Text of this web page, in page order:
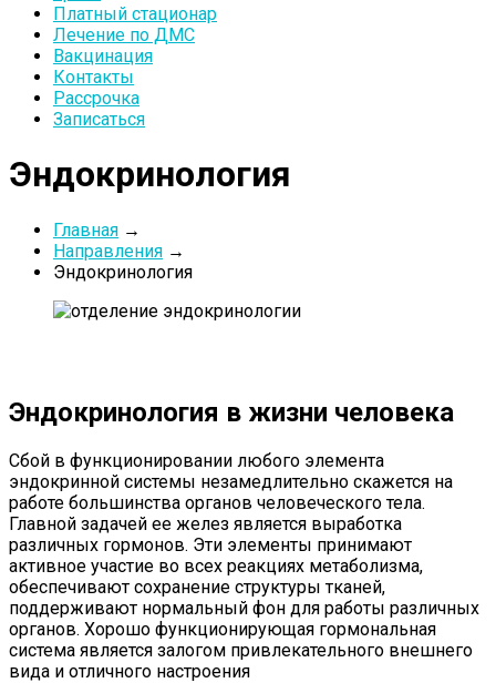
Платный стационар
Лечение по ДМС
Вакцинация
Контакты
Рассрочка
Записаться
Эндокринология
Главная →
Направления →
Эндокринология
Эндокринология в жизни человека
Сбой в функционировании любого элемента
эндокринной системы незамедлительно скажется на
работе большинства органов человеческого тела.
Главной задачей ее желез является выработка
различных гормонов. Эти элементы принимают
активное участие во всех реакциях метаболизма,
обеспечивают сохранение структуры тканей,
поддерживают нормальный фон для работы различных
органов. Хорошо функционирующая гормональная
система является залогом привлекательного внешнего
вида и отличного настроения